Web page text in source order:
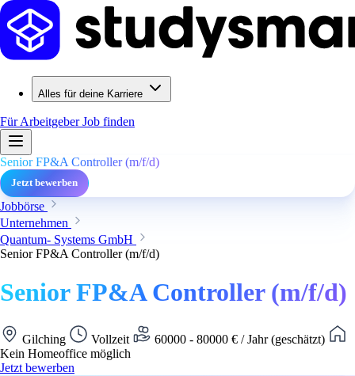
Alles für deine Karriere
Für ArbeitgeberJob finden
Senior FP&A Controller (m/f/d)
Jetzt bewerben
Jobbörse
Unternehmen
Quantum- Systems GmbH
Senior FP&A Controller (m/f/d)
Senior FP&A Controller (m/f/d)
Gilching Vollzeit
60000 - 80000 € / Jahr (geschätzt)
Kein Homeoffice möglich
Jetzt bewerben